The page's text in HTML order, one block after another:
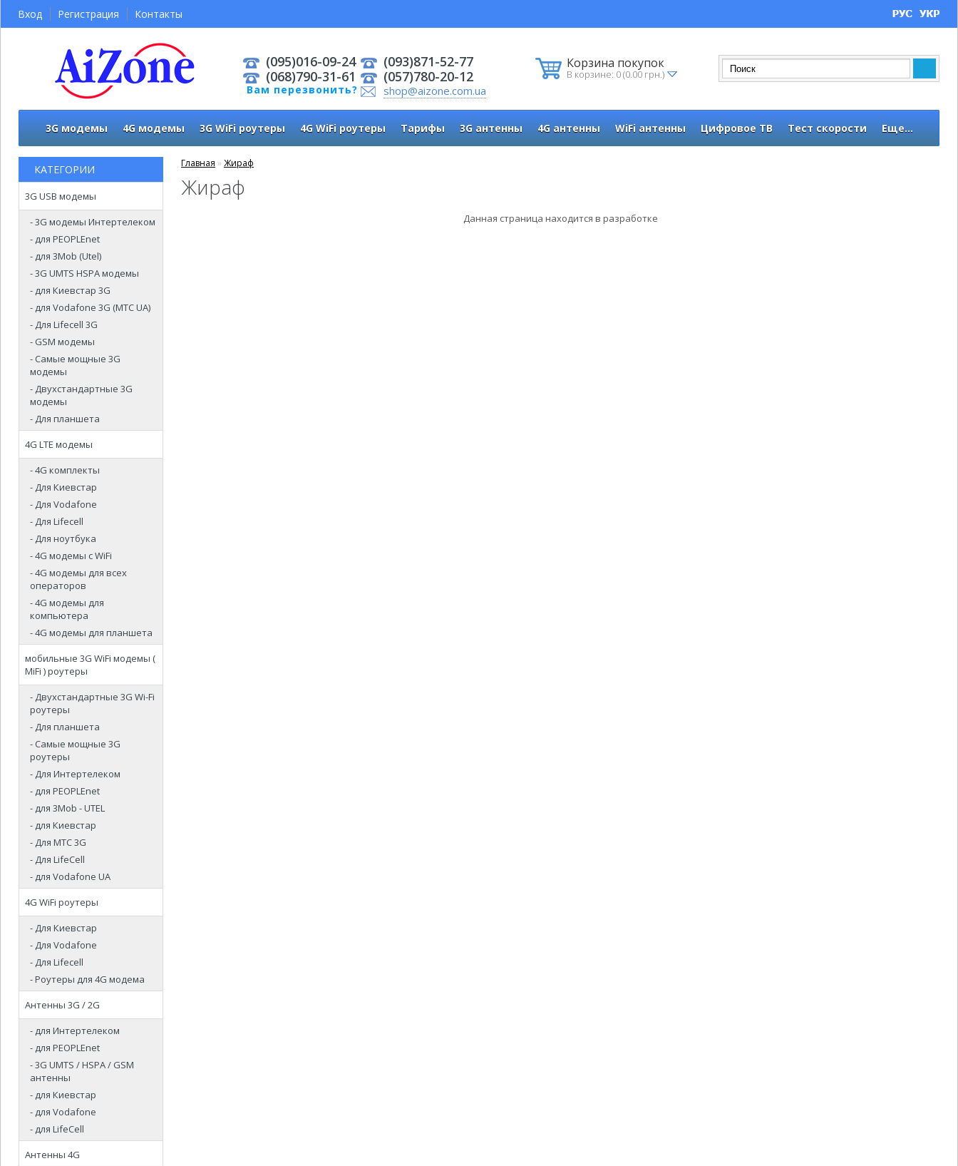
Корзина покупок
В корзине: 0 (0.00 грн.)
(095)016-09-24
(068)790-31-61
Вам перезвонить?
(093)871-52-77
(057)780-20-12
shop@aizone.com.ua
Вход Регистрация Контакты
3G модемы 4G модемы 3G WiFi роутеры 4G WiFi роутеры Тарифы 3G антенны 4G антенны WiFi антенны Цифровое ТВ Тест скорости Еще...
КАТЕГОРИИ
3G USB модемы
- 3G модемы Интертелеком
- для PEOPLEnet
- для 3Mob (Utel)
- 3G UMTS HSPA модемы
- для Киевстар 3G
- для Vodafone 3G (МТС UA)
- Для Lifecell 3G
- GSM модемы
- Самые мощные 3G
модемы
- Двухстандартные 3G
модемы
- Для планшета
4G LTE модемы
- 4G комплекты
- Для Киевстар
- Для Vodafone
- Для Lifecell
- Для ноутбука
- 4G модемы с WiFi
- 4G модемы для всех
операторов
- 4G модемы для
компьютера
- 4G модемы для планшета
мобильные 3G WiFi модемы (
MiFi ) роутеры
- Двухстандартные 3G Wi-Fi
роутеры
- Для планшета
- Самые мощные 3G
роутеры
- Для Интертелеком
- для PEOPLEnet
- для 3Mob - UTEL
- для Киевстар
- Для МТС 3G
- Для LifeCell
- для Vodafone UA
4G WiFi роутеры
- Для Киевстар
- Для Vodafone
- Для Lifecell
- Роутеры для 4G модема
Антенны 3G / 2G
- для Интертелеком
- для PEOPLEnet
- 3G UMTS / HSPA / GSM
антенны
- для Киевстар
- для Vodafone
- для LifeCell
Антенны 4G
Главная » Жираф
Жираф
Данная страница находится в разработке